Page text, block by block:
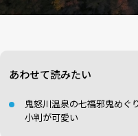
あわせて読みたい
鬼怒川温泉の七福邪鬼めぐ
小判が可愛い